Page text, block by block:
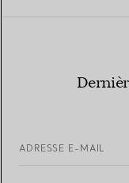
ADRESSE E-MAIL